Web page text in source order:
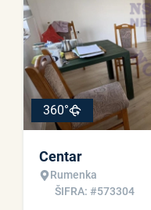
360°
Centar
Rumenka
ŠIFRA: #573304